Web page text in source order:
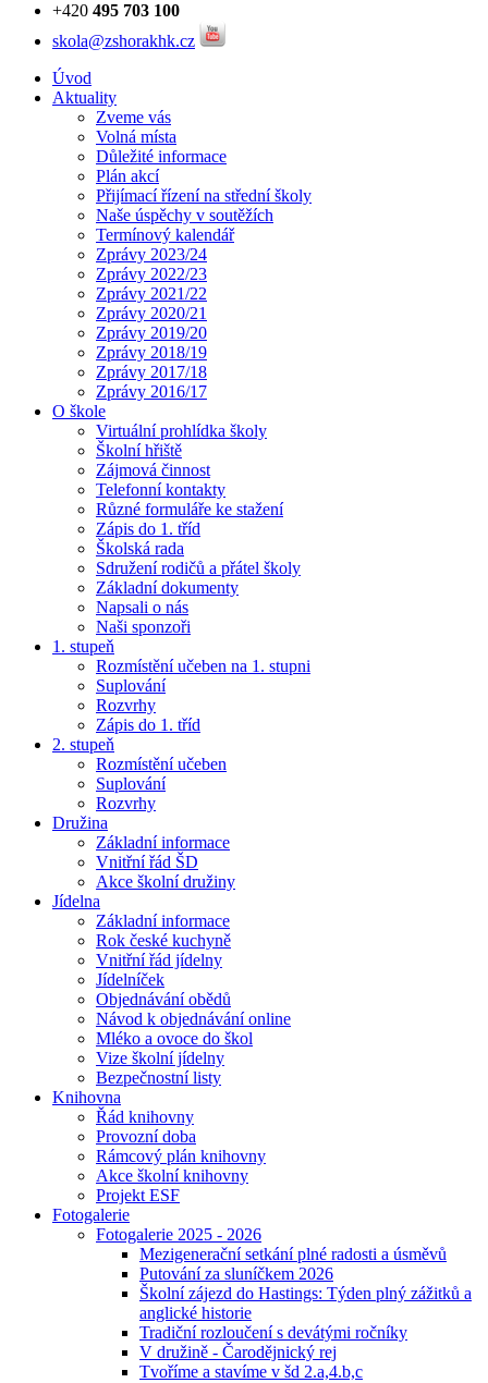
+420 495 703 100
skola@zshorakhk.cz
Úvod
Aktuality
Zveme vás
Volná místa
Důležité informace
Plán akcí
Přijímací řízení na střední školy
Naše úspěchy v soutěžích
Termínový kalendář
Zprávy 2023/24
Zprávy 2022/23
Zprávy 2021/22
Zprávy 2020/21
Zprávy 2019/20
Zprávy 2018/19
Zprávy 2017/18
Zprávy 2016/17
O škole
Virtuální prohlídka školy
Školní hřiště
Zájmová činnost
Telefonní kontakty
Různé formuláře ke stažení
Zápis do 1. tříd
Školská rada
Sdružení rodičů a přátel školy
Základní dokumenty
Napsali o nás
Naši sponzoři
1. stupeň
Rozmístění učeben na 1. stupni
Suplování
Rozvrhy
Zápis do 1. tříd
2. stupeň
Rozmístění učeben
Suplování
Rozvrhy
Družina
Základní informace
Vnitřní řád ŠD
Akce školní družiny
Jídelna
Základní informace
Rok české kuchyně
Vnitřní řád jídelny
Jídelníček
Objednávání obědů
Návod k objednávání online
Mléko a ovoce do škol
Vize školní jídelny
Bezpečnostní listy
Knihovna
Řád knihovny
Provozní doba
Rámcový plán knihovny
Akce školní knihovny
Projekt ESF
Fotogalerie
Fotogalerie 2025 - 2026
Mezigenerační setkání plné radosti a úsměvů
Putování za sluníčkem 2026
Školní zájezd do Hastings: Týden plný zážitků a
anglické historie
Tradiční rozloučení s devátými ročníky
V družině - Čarodějnický rej
Tvoříme a stavíme v šd 2.a,4.b,c